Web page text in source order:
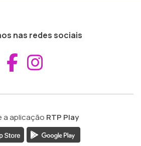
nas redes sociais
Aceder ao
a aplicação RTP Play